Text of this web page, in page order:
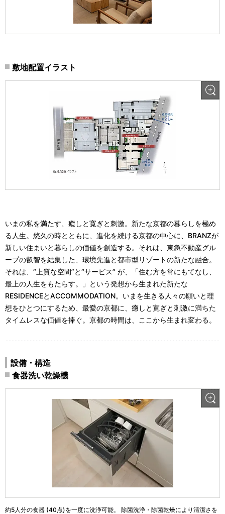
敷地配置イラスト
いまの私を満たす、癒しと寛ぎと刺激。新たな京都の暮らしを極め
る人生。悠久の時とともに、進化を続ける京都の中心に、BRANZが
新しい住まいと暮らしの価値を創造する。それは、東急不動産グル
ープの叡智を結集した、環境先進と都市型リゾートの新たな融合。
それは、“上質な空間”と“サービス” が、「住む方を常にもてなし、
最上の人生をもたらす。」という発想から生まれた新たな
RESIDENCEとACCOMMODATION。いまを生きる人々の願いと理
想をひとつにするため、最愛の京都に、癒しと寛ぎと刺激に満ちた
タイムレスな価値を捧ぐ。京都の時間は、ここから生まれ変わる。
設備・構造
食器洗い乾燥機
約5人分の食器 (40点)を一度に洗浄可能。 除菌洗浄・除菌乾燥により清潔さを